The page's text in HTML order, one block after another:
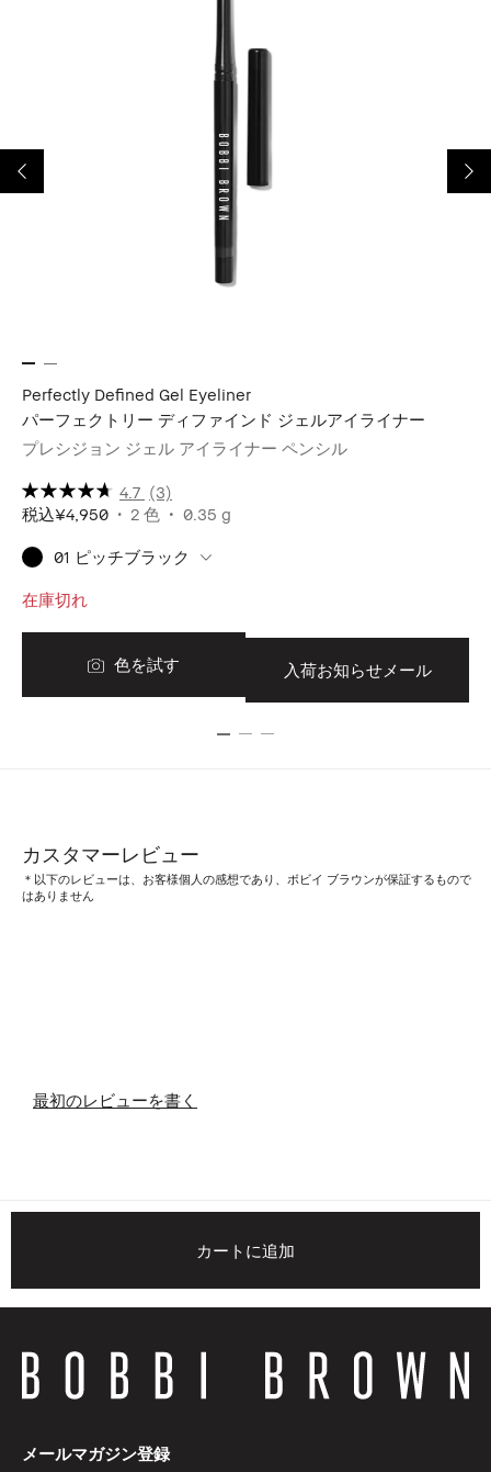
Perfectly Defined Gel Eyeliner
パーフェクトリー ディファインド ジェルアイライナー
プレシジョン ジェル アイライナー ペンシル
4.7 (3)
税込¥4,950 2 色 0.35 g
01 ピッチブラック
在庫切れ
色を試す 入荷お知らせメール
カスタマーレビュー
＊以下のレビューは、お客様個人の感想であり、ボビイ ブラウンが保証するもので
はありません
最初のレビューを書く
カートに追加
メールマガジン登録